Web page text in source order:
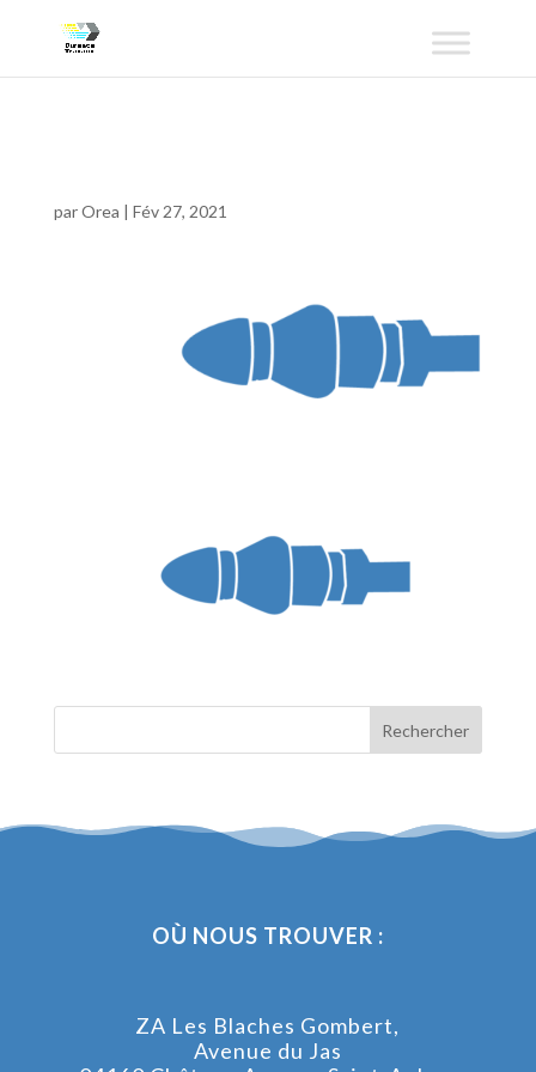
parOrea | Fév 27, 2021
OÙ NOUS TROUVER :
ZA Les Blaches Gombert,
Avenue du Jas